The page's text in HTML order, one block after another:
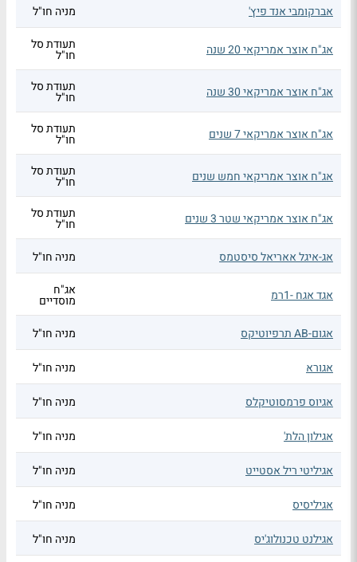
אברקומבי אנד פיץ' מניה חו"ל
אג"ח אוצר אמריקאי 20 שנה תעודת סל
חו"ל
אג"ח אוצר אמריקאי 30 שנה תעודת סל
חו"ל
אג"ח אוצר אמריקאי 7 שנים תעודת סל
חו"ל
אג"ח אוצר אמריקאי חמש שנים תעודת סל
חו"ל
אג"ח אוצר אמריקאי שטר 3 שנים תעודת סל
חו"ל
אג-איגל אאריאל סיסטמס
מניה חו"ל
אגד אגח -1רמ אג"ח
מוסדיים
אגום-AB תרפיוטיקס
מניה חו"ל
אגורא מניה חו"ל
אגיוס פרמסוטיקלס מניה חו"ל
אגילון הלת' מניה חו"ל
אגיליטי ריל אסטייט מניה חו"ל
אגיליסיס מניה חו"ל
אגילנט טכנולוג'יס מניה חו"ל